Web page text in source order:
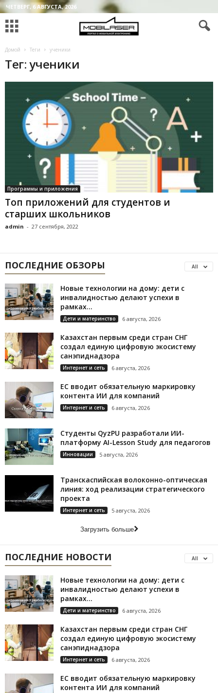
ЧЕТВЕРГ, 6 АВГУСТА, 2026
Домой Теги ученики
Тег: ученики
Программы и приложения
Топ приложений для студентов и
старших школьников
admin - 27 сентября, 2022
ПОСЛЕДНИЕ ОБЗОРЫ All
Новые технологии на дому: дети с
инвалидностью делают успехи в
рамках...
Дети и материнство 6 августа, 2026
Казахстан первым среди стран СНГ
создал единую цифровую экосистему
санэпиднадзора
Интернет и сеть 6 августа, 2026
ЕС вводит обязательную маркировку
контента ИИ для компаний
Интернет и сеть 6 августа, 2026
Студенты QyzPU разработали ИИ-
платформу AI-Lesson Study для педагогов
Инновации 5 августа, 2026
Транскаспийская волоконно-оптическая
линия: ход реализации стратегического
проекта
Интернет и сеть 5 августа, 2026
Загрузить больше
ПОСЛЕДНИЕ НОВОСТИ All
Новые технологии на дому: дети с
инвалидностью делают успехи в
рамках...
Дети и материнство 6 августа, 2026
Казахстан первым среди стран СНГ
создал единую цифровую экосистему
санэпиднадзора
Интернет и сеть 6 августа, 2026
ЕС вводит обязательную маркировку
контента ИИ для компаний